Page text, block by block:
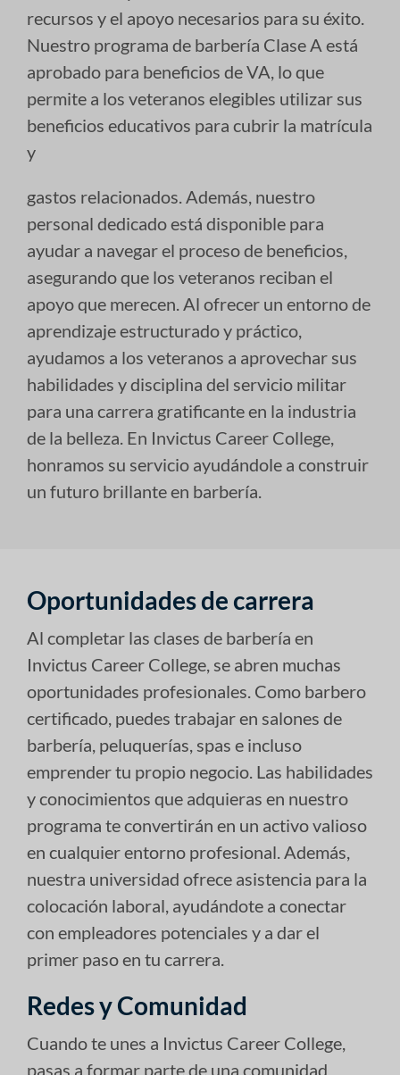
recursos y el apoyo necesarios para su éxito.
Nuestro programa de barbería Clase A está
aprobado para beneficios de VA, lo que
permite a los veteranos elegibles utilizar sus
beneficios educativos para cubrir la matrícula
y
gastos relacionados. Además, nuestro
personal dedicado está disponible para
ayudar a navegar el proceso de beneficios,
asegurando que los veteranos reciban el
apoyo que merecen. Al ofrecer un entorno de
aprendizaje estructurado y práctico,
ayudamos a los veteranos a aprovechar sus
habilidades y disciplina del servicio militar
para una carrera gratificante en la industria
de la belleza. En Invictus Career College,
honramos su servicio ayudándole a construir
un futuro brillante en barbería.
Oportunidades de carrera
Al completar las clases de barbería en
Invictus Career College, se abren muchas
oportunidades profesionales. Como barbero
certificado, puedes trabajar en salones de
barbería, peluquerías, spas e incluso
emprender tu propio negocio. Las habilidades
y conocimientos que adquieras en nuestro
programa te convertirán en un activo valioso
en cualquier entorno profesional. Además,
nuestra universidad ofrece asistencia para la
colocación laboral, ayudándote a conectar
con empleadores potenciales y a dar el
primer paso en tu carrera.
Redes y Comunidad
Cuando te unes a Invictus Career College,
pasas a formar parte de una comunidad